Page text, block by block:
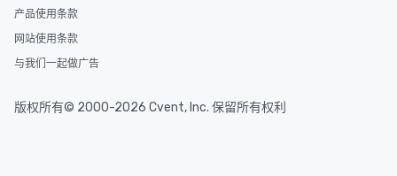
产品使用条款
网站使用条款
与我们一起做广告
版权所有© 2000-2026 Cvent, Inc. 保留所有权利